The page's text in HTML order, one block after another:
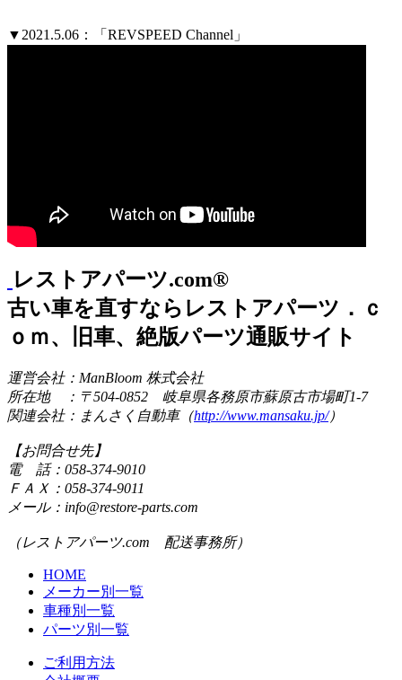
▼2021.5.06：「REVSPEED Channel」
レストアパーツ.com®
古い車を直すならレストアパーツ．ｃ
ｏｍ、旧車、絶版パーツ通販サイト
運営会社：ManBloom 株式会社
所在地 ：〒504-0852 岐阜県各務原市蘇原古市場町1-7
関連会社：まんさく自動車（http://www.mansaku.jp/）
【お問合せ先】
電 話：058-374-9010
ＦＡＸ：058-374-9011
メール：info@restore-parts.com
（レストアパーツ.com 配送事務所）
HOME
メーカー別一覧
車種別一覧
パーツ別一覧
ご利用方法